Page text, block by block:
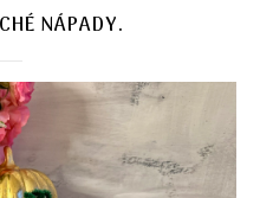
NÁPADY.